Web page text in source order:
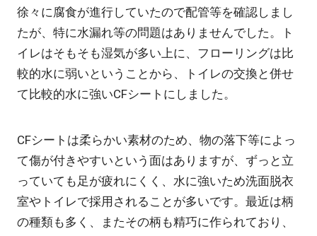
徐々に腐食が進行していたので配管等を確認しまし
たが、特に水漏れ等の問題はありませんでした。ト
イレはそもそも湿気が多い上に、フローリングは比
較的水に弱いということから、トイレの交換と併せ
て比較的水に強いCFシートにしました。
CFシートは柔らかい素材のため、物の落下等によっ
て傷が付きやすいという面はありますが、ずっと立
っていても足が疲れにくく、水に強いため洗面脱衣
室やトイレで採用されることが多いです。最近は柄
の種類も多く、またその柄も精巧に作られており、